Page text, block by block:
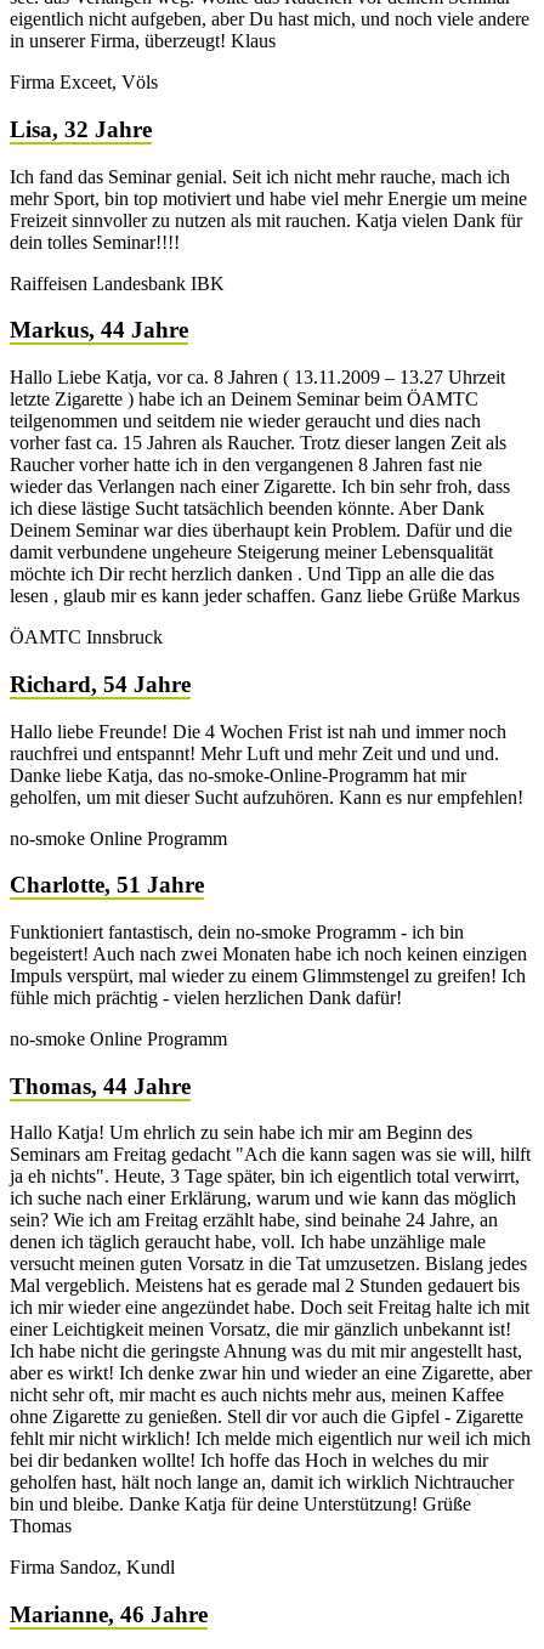
eigentlich nicht aufgeben, aber Du hast mich, und noch viele andere
in unserer Firma, überzeugt! Klaus
Firma Exceet, Völs
Lisa, 32 Jahre
Ich fand das Seminar genial. Seit ich nicht mehr rauche, mach ich
mehr Sport, bin top motiviert und habe viel mehr Energie um meine
Freizeit sinnvoller zu nutzen als mit rauchen. Katja vielen Dank für
dein tolles Seminar!!!!
Raiffeisen Landesbank IBK
Markus, 44 Jahre
Hallo Liebe Katja, vor ca. 8 Jahren ( 13.11.2009 – 13.27 Uhrzeit
letzte Zigarette ) habe ich an Deinem Seminar beim ÖAMTC
teilgenommen und seitdem nie wieder geraucht und dies nach
vorher fast ca. 15 Jahren als Raucher. Trotz dieser langen Zeit als
Raucher vorher hatte ich in den vergangenen 8 Jahren fast nie
wieder das Verlangen nach einer Zigarette. Ich bin sehr froh, dass
ich diese lästige Sucht tatsächlich beenden könnte. Aber Dank
Deinem Seminar war dies überhaupt kein Problem. Dafür und die
damit verbundene ungeheure Steigerung meiner Lebensqualität
möchte ich Dir recht herzlich danken . Und Tipp an alle die das
lesen , glaub mir es kann jeder schaffen. Ganz liebe Grüße Markus
ÖAMTC Innsbruck
Richard, 54 Jahre
Hallo liebe Freunde! Die 4 Wochen Frist ist nah und immer noch
rauchfrei und entspannt! Mehr Luft und mehr Zeit und und und.
Danke liebe Katja, das no-smoke-Online-Programm hat mir
geholfen, um mit dieser Sucht aufzuhören. Kann es nur empfehlen!
no-smoke Online Programm
Charlotte, 51 Jahre
Funktioniert fantastisch, dein no-smoke Programm - ich bin
begeistert! Auch nach zwei Monaten habe ich noch keinen einzigen
Impuls verspürt, mal wieder zu einem Glimmstengel zu greifen! Ich
fühle mich prächtig - vielen herzlichen Dank dafür!
no-smoke Online Programm
Thomas, 44 Jahre
Hallo Katja! Um ehrlich zu sein habe ich mir am Beginn des
Seminars am Freitag gedacht "Ach die kann sagen was sie will, hilft
ja eh nichts". Heute, 3 Tage später, bin ich eigentlich total verwirrt,
ich suche nach einer Erklärung, warum und wie kann das möglich
sein? Wie ich am Freitag erzählt habe, sind beinahe 24 Jahre, an
denen ich täglich geraucht habe, voll. Ich habe unzählige male
versucht meinen guten Vorsatz in die Tat umzusetzen. Bislang jedes
Mal vergeblich. Meistens hat es gerade mal 2 Stunden gedauert bis
ich mir wieder eine angezündet habe. Doch seit Freitag halte ich mit
einer Leichtigkeit meinen Vorsatz, die mir gänzlich unbekannt ist!
Ich habe nicht die geringste Ahnung was du mit mir angestellt hast,
aber es wirkt! Ich denke zwar hin und wieder an eine Zigarette, aber
nicht sehr oft, mir macht es auch nichts mehr aus, meinen Kaffee
ohne Zigarette zu genießen. Stell dir vor auch die Gipfel - Zigarette
fehlt mir nicht wirklich! Ich melde mich eigentlich nur weil ich mich
bei dir bedanken wollte! Ich hoffe das Hoch in welches du mir
geholfen hast, hält noch lange an, damit ich wirklich Nichtraucher
bin und bleibe. Danke Katja für deine Unterstützung! Grüße
Thomas
Firma Sandoz, Kundl
Marianne, 46 Jahre